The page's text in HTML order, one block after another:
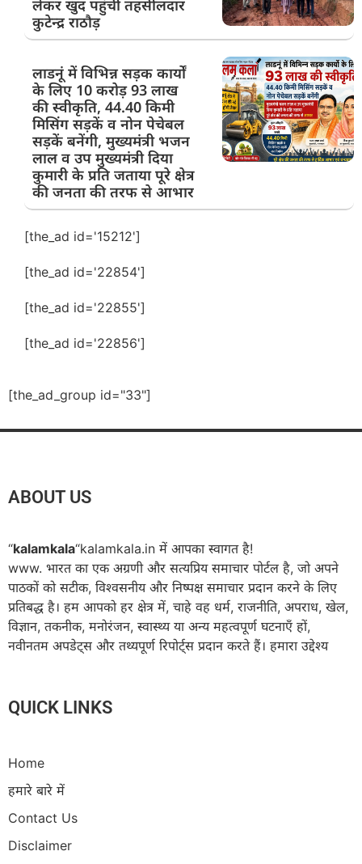
लेकर खुद पहुंची तहसीलदार
कुटेन्द्र राठौड़
लाडनूं में विभिन्न सड़क कार्यों
के लिए 10 करोड़ 93 लाख
की स्वीकृति, 44.40 किमी
मिसिंग सड़कें व नोन पेचेबल
सड़कें बनेंगी, मुख्यमंत्री भजन
लाल व उप मुख्यमंत्री दिया
कुमारी के प्रति जताया पूरे क्षेत्र
की जनता की तरफ से आभार
[the_ad id='15212']
[the_ad id='22854']
[the_ad id='22855']
[the_ad id='22856']
[the_ad_group id="33"]
ABOUT US
“kalamkala“kalamkala.in में आपका स्वागत है!
www. भारत का एक अग्रणी और सत्यप्रिय समाचार पोर्टल है, जो अपने
पाठकों को सटीक, विश्वसनीय और निष्पक्ष समाचार प्रदान करने के लिए
प्रतिबद्ध है। हम आपको हर क्षेत्र में, चाहे वह धर्म, राजनीति, अपराध, खेल,
विज्ञान, तकनीक, मनोरंजन, स्वास्थ्य या अन्य महत्वपूर्ण घटनाएँ हों,
नवीनतम अपडेट्स और तथ्यपूर्ण रिपोर्ट्स प्रदान करते हैं। हमारा उद्देश्य
QUICK LINKS
Home
हमारे बारे में
Contact Us
Disclaimer